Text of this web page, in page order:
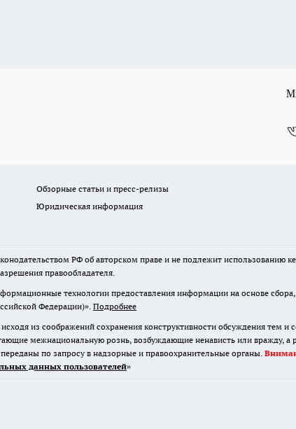
Обзорные статьи и пресс-релизы
Юридическая информация
РФ об авторском праве и не подлежит
правообладателя.
технологии предоставления информации на основе
Федерации)».Подробнее
из соображений сохранения конструктивности обсуждения тем
межнациональную рознь, возбуждающие ненависть или вражду, а
по запросу в надзорные и правоохранительные органы.
данных пользователей»